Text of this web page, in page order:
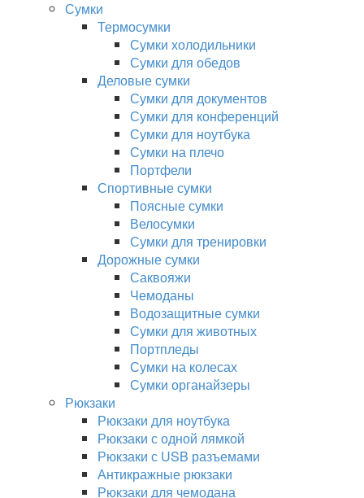
Сумки
Термосумки
Сумки холодильники
Сумки для обедов
Деловые сумки
Сумки для документов
Сумки для конференций
Сумки для ноутбука
Сумки на плечо
Портфели
Спортивные сумки
Поясные сумки
Велосумки
Сумки для тренировки
Дорожные сумки
Саквояжи
Чемоданы
Водозащитные сумки
Сумки для животных
Портпледы
Сумки на колесах
Сумки органайзеры
Рюкзаки
Рюкзаки для ноутбука
Рюкзаки с одной лямкой
Рюкзаки с USB разъемами
Антикражные рюкзаки
Рюкзаки для чемодана